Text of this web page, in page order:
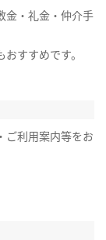
金・礼金・仲介手
すすめです。
ご利用案内等をお